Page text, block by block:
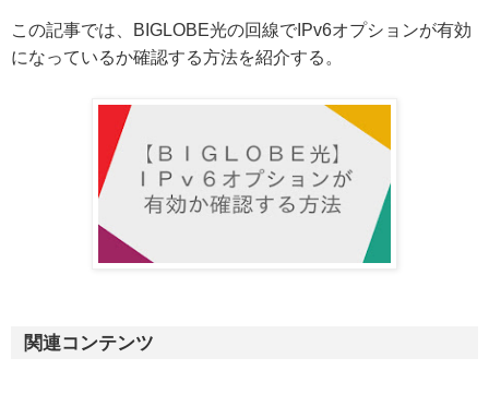
この記事では、BIGLOBE光の回線でIPv6オプションが有効
になっているか確認する方法を紹介する。
関連コンテンツ